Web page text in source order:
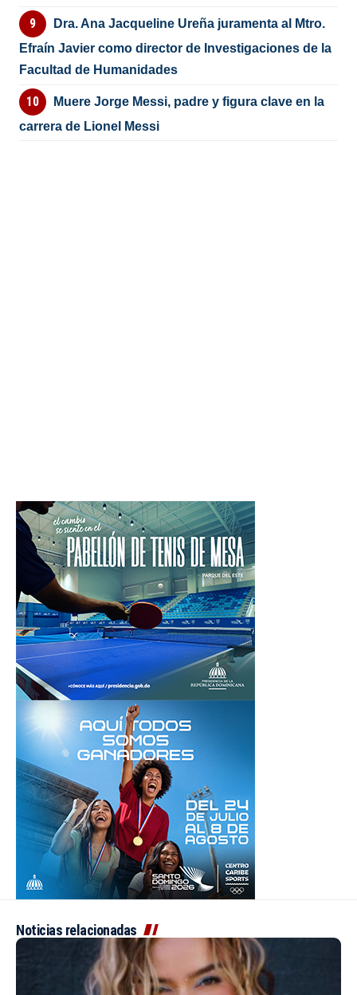
Dra. Ana Jacqueline Ureña juramenta al Mtro.
Efraín Javier como director de Investigaciones de la
Facultad de Humanidades
Muere Jorge Messi, padre y figura clave en la
carrera de Lionel Messi
Noticias relacionadas